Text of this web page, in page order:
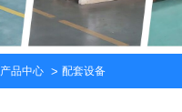
产品中心 配套设备